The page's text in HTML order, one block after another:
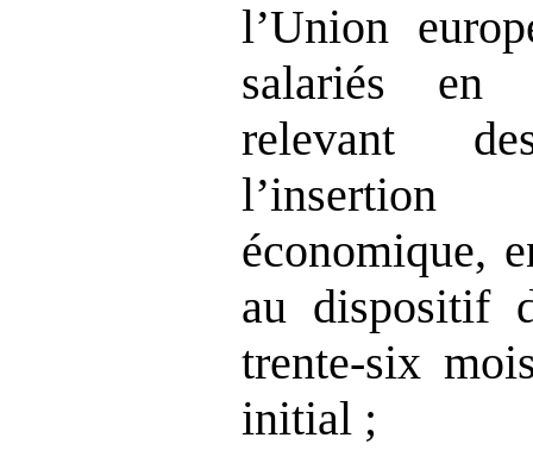
l’Union
salariés en
relevant
économique,
au dispositif
trente‑six
initial ;